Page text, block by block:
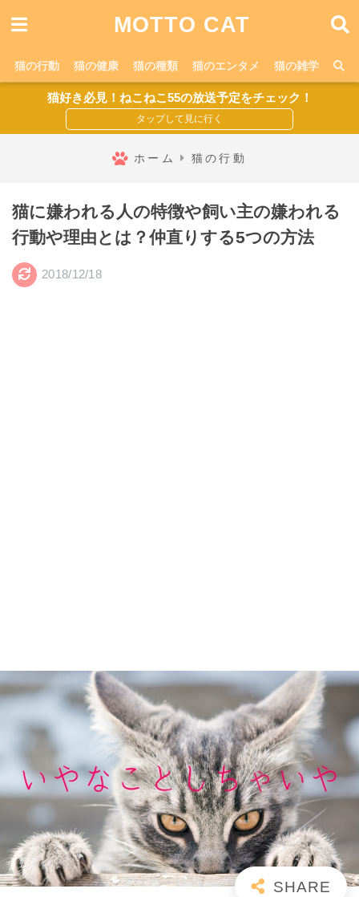
MOTTO CAT
猫の行動 猫の健康 猫の種類 猫のエンタメ 猫の雑学
猫好き必見！ねこねこ55の放送予定をチェック！
ホーム 猫の行動
猫に嫌われる人の特徴や飼い主の嫌われる
行動や理由とは？仲直りする5つの方法
2018/12/18